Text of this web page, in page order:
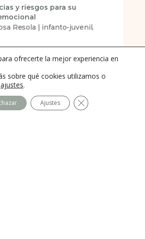
y riesgos para su
Resola | infanto-juvenil,
ofrecerte la mejor experiencia en
sobre qué cookies utilizamos o
ajustes.
Ajustes Cerrar el banner de